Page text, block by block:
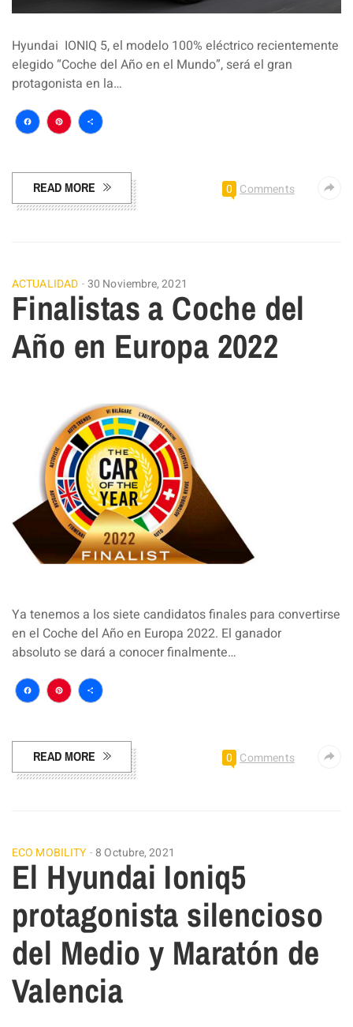
Hyundai IONIQ 5, el modelo 100% eléctrico recientemente
elegido “Coche del Año en el Mundo”, será el gran
protagonista en la…
Facebook
Pinterest
Compartir
READ MORE 0 Comments
ACTUALIDAD 30 Noviembre, 2021
Finalistas a Coche del
Año en Europa 2022
Ya tenemos a los siete candidatos finales para convertirse
en el Coche del Año en Europa 2022. El ganador
absoluto se dará a conocer finalmente…
Facebook
Pinterest
Compartir
READ MORE 0 Comments
ECO MOBILITY 8 Octubre, 2021
El Hyundai Ioniq5
protagonista silencioso
del Medio y Maratón de
Valencia